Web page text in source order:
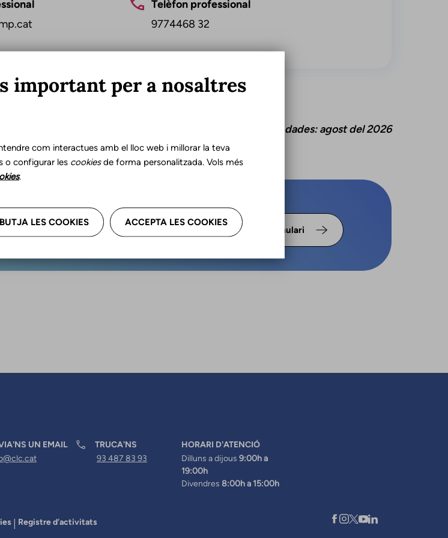
Telèfon professional
9774468 32
Última actualització d'aquestes dades: agost del 2026
professionals omple
Formulari
UN EMAIL
TRUCA'NS
93 487 83 93
HORARI D'ATENCIÓ
Dilluns a dijous 9:00h a
19:00h
Divendres 8:00h a 15:00h
Registre d’activitats
important per a nosaltres
com interactues amb el lloc web i millorar la teva
o configurar les cookiesde forma personalitzada. Vols més
.
LES COOKIES ACCEPTA LES COOKIES